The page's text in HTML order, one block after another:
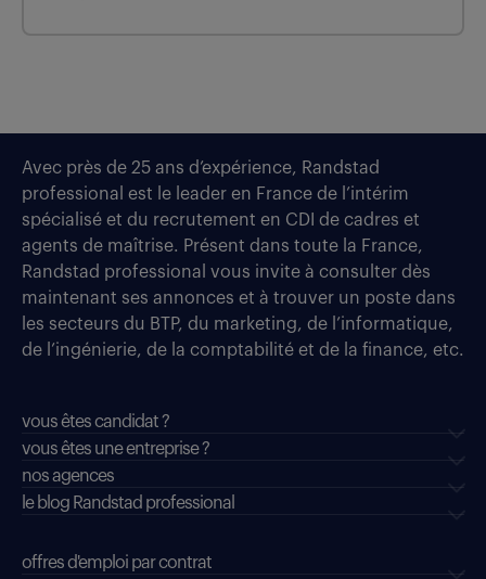
Avec près de 25 ans d’expérience, Randstad
professional est le leader en France de l’intérim
spécialisé et du recrutement en CDI de cadres et
agents de maîtrise. Présent dans toute la France,
Randstad professional vous invite à consulter dès
maintenant ses annonces et à trouver un poste dans
les secteurs du BTP, du marketing, de l’informatique,
de l’ingénierie, de la comptabilité et de la finance, etc.
vous êtes candidat ?
vous êtes une entreprise ?
nos agences
le blog Randstad professional
offres d'emploi par contrat